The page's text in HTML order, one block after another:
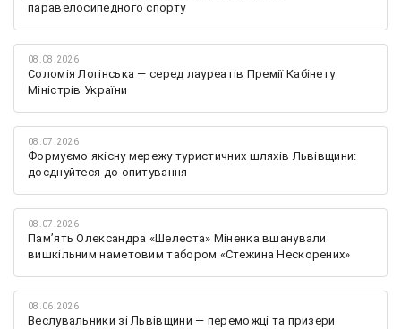
паравелосипедного спорту
08.08.2026
Соломія Логінська — серед лауреатів Премії Кабінету
Міністрів України
08.07.2026
Формуємо якісну мережу туристичних шляхів Львівщини:
доєднуйтеся до опитування
08.07.2026
Памʼять Олександра «Шелеста» Міненка вшанували
вишкільним наметовим табором «Стежина Нескорених»
08.06.2026
Веслувальники зі Львівщини — переможці та призери